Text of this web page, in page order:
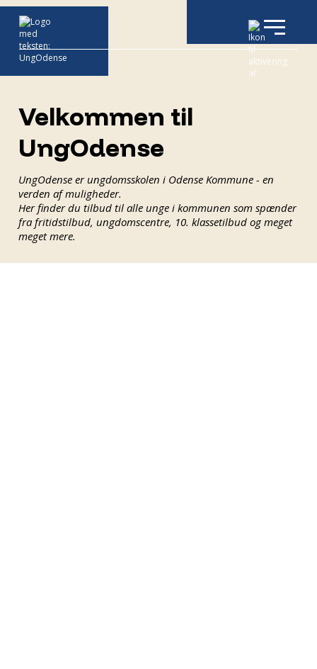
Velkommen til
UngOdense
UngOdense er ungdomsskolen i Odense Kommune - en
verden af muligheder.
Her finder du tilbud til alle unge i kommunen som spænder
fra fritidstilbud, ungdomscentre, 10. klassetilbud og meget
meget mere.